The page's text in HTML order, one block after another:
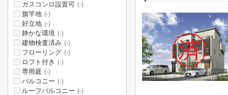
ガスコンロ設置可 (-)
旗竿地 (-)
好立地 (-)
静かな環境 (-)
建物検査済み (-)
フローリング (-)
ロフト付き (-)
専用庭 (-)
バルコニー (-)
ルーフバルコニー (-)